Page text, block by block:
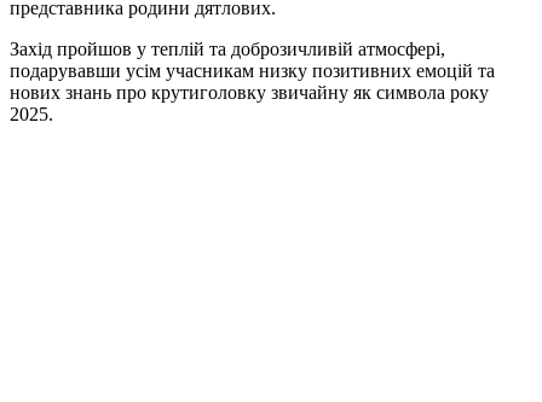
представника родини дятлових.
Захід пройшов у теплій та доброзичливій атмосфері,
подарувавши усім учасникам низку позитивних емоцій та
нових знань про крутиголовку звичайну як символа року
2025.